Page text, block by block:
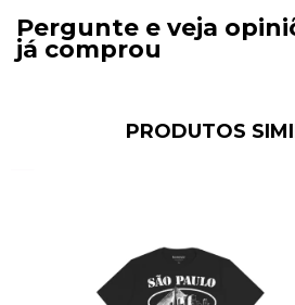
Pergunte e veja
já comprou
PRODUTOS